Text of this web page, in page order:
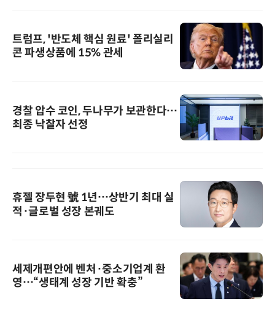
트럼프, '반도체 핵심 원료' 폴리실리
콘 파생상품에 15% 관세
경찰 압수 코인, 두나무가 보관한다…
최종 낙찰자 선정
휴젤 장두현 號 1년…상반기 최대 실
적·글로벌 성장 본궤도
세제개편안에 벤처·중소기업계 환
영…“생태계 성장 기반 확충”